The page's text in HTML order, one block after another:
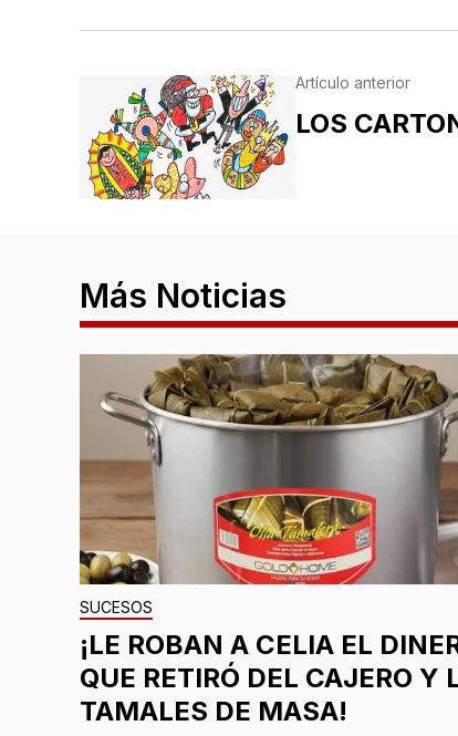
Artículo anterior
LOS
Más Noticias
SUCESOS
¡LE ROBAN A CELIA EL
QUE RETIRÓ DEL CAJERO Y
TAMALES DE MASA!